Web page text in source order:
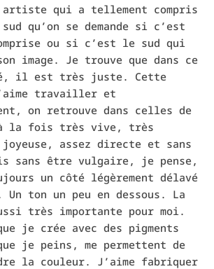
artiste qui a tellement compris
qu’on se demande si c’est
ou si c’est le sud qui
image. Je trouve que dans ce
il est très juste. Cette
travailler et
on retrouve dans celles de
la fois très vive, très
assez directe et sans
sans être vulgaire, je pense,
un côté légèrement délavé
ton un peu en dessous. La
très importante pour moi.
je crée avec des pigments
je peins, me permettent de
la couleur. J’aime fabriquer